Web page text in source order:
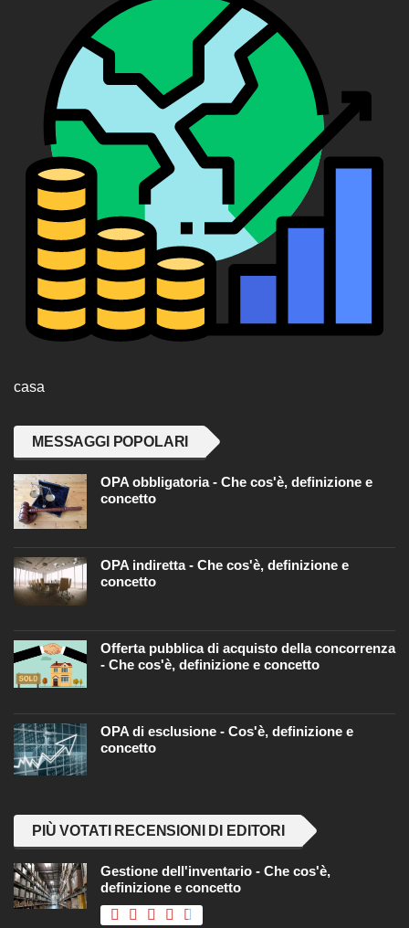
casa
MESSAGGI POPOLARI
OPA obbligatoria - Che cos'è, definizione e
concetto
OPA indiretta - Che cos'è, definizione e
concetto
Offerta pubblica di acquisto della concorrenza
- Che cos'è, definizione e concetto
OPA di esclusione - Cos'è, definizione e
concetto
PIÙ VOTATI RECENSIONI DI EDITORI
Gestione dell'inventario - Che cos'è,
definizione e concetto